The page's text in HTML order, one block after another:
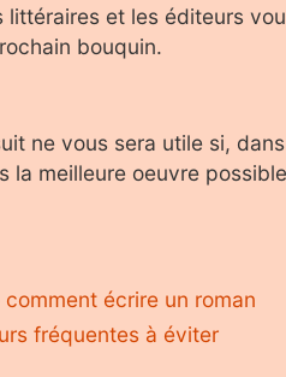
et les éditeurs
bouquin.
ne vous sera utile si,
la meilleure oeuvre
écrire un roman
fréquentes à éviter